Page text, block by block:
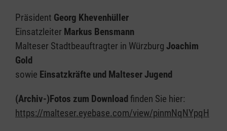
Präsident Georg Khevenhüller
Einsatzleiter Markus Bensmann
Malteser Stadtbeauftragter in Würzburg Joachim
Gold
sowie Einsatzkräfte und Malteser Jugend
(Archiv-)Fotos zum Downloadfinden Sie hier:
https://malteser.eyebase.com/view/pinmNqNYpqH